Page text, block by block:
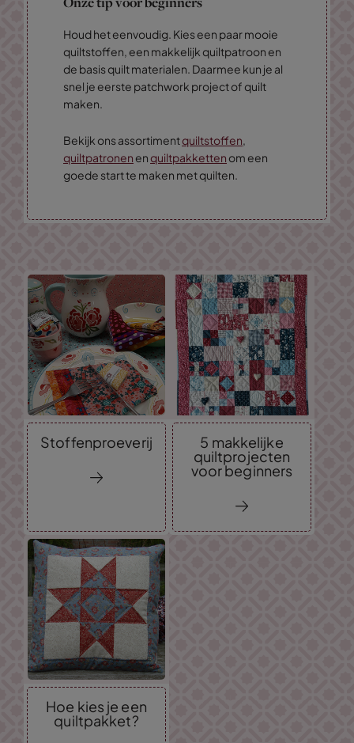
Houd het eenvoudig. Kies een paar mooie
quiltstoffen, een makkelijk quiltpatroon en
de basis quilt materialen. Daarmee kun je al
snel je eerste patchwork project of quilt
maken.
Bekijk ons assortimentquiltstoffen,
quiltpatronen enquiltpakketten om een
goede start te maken met quilten.
Stoffenproeverij 5 makkelijke
quiltprojecten
voor beginners
Hoe kies je een
quiltpakket?